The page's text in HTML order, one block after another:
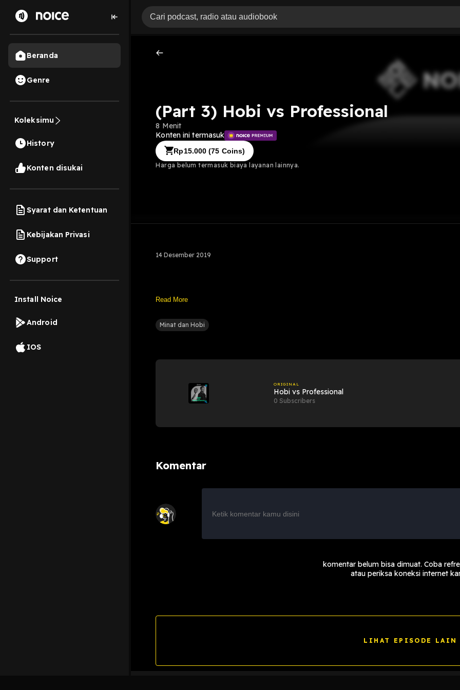
Beranda
Genre
Koleksimu
History
Konten disukai
Syarat dan Ketentuan
Kebijakan Privasi
Support
Install Noice
Android
IOS
(Part 3) Hobi vs Professional
8 Menit
Konten ini termasuk
Rp15.000 (75 Coins)
Harga belum termasuk biaya layanan lainnya.
14 Desember 2019
Read More
Minat dan Hobi
ORIGINAL
Hobi vs Professional
0 Subscribers
Komentar
komentar belum bisa dimuat. Coba
atau periksa koneksi internet
LIHAT EPISODE LAIN